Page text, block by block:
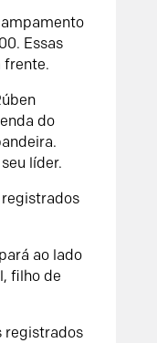
Essas
frente.
do
líder.
ao lado
filho de
registrados